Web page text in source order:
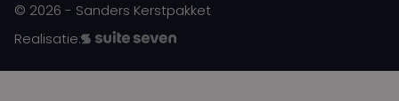
© 2026 - Sanders Kerstpakket
Realisatie: